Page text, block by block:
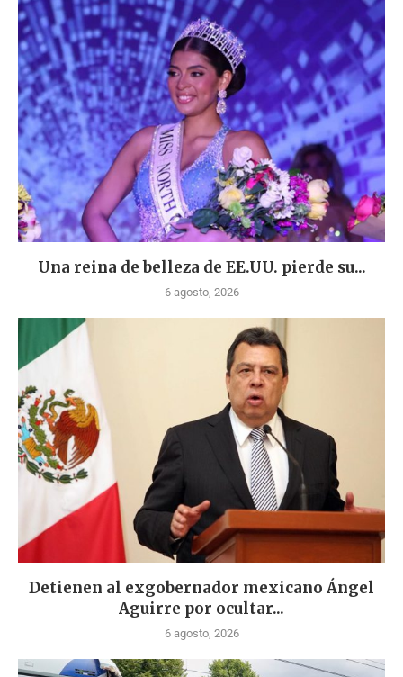
Una reina de belleza de EE.UU. pierde su...
6 agosto, 2026
Detienen al exgobernador mexicano Ángel
Aguirre por ocultar...
6 agosto, 2026